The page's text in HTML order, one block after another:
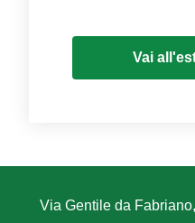
Vai
Via Gentile da